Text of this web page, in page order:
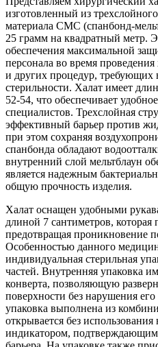
изготовленный из
материала СМС (спанбонд-
25 грамм на квадратный метр.
обеспечения максимальной
персонала во время
и других процедур, требующих
стерильности. Халат имеет
52-54, что обеспечивает
специалистов. Трехслойная
эффективный барьер против
при этом сохраняя
спанбонда обладают
внутренний слой мельтблаун
является надежным
общую прочность изделия.
Халат оснащен удобными
длиной 7 сантиметров, которая
предотвращая проникновение
Особенностью данного
индивидуальная стерильная
частей. Внутренняя упаковка
конверта, позволяющую
поверхности без нарушения
упаковка выполнена из
открывается без
индикатором, подтверждающим